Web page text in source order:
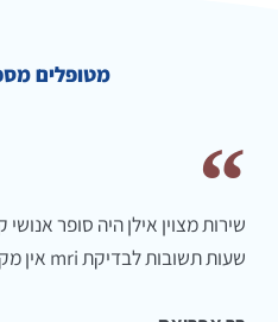
מטופלים
שירות מצוין אילן היה סופר
שעות תשובות לבדיקת mri אין מקצועיות כזו ויש תמורה למחיר !